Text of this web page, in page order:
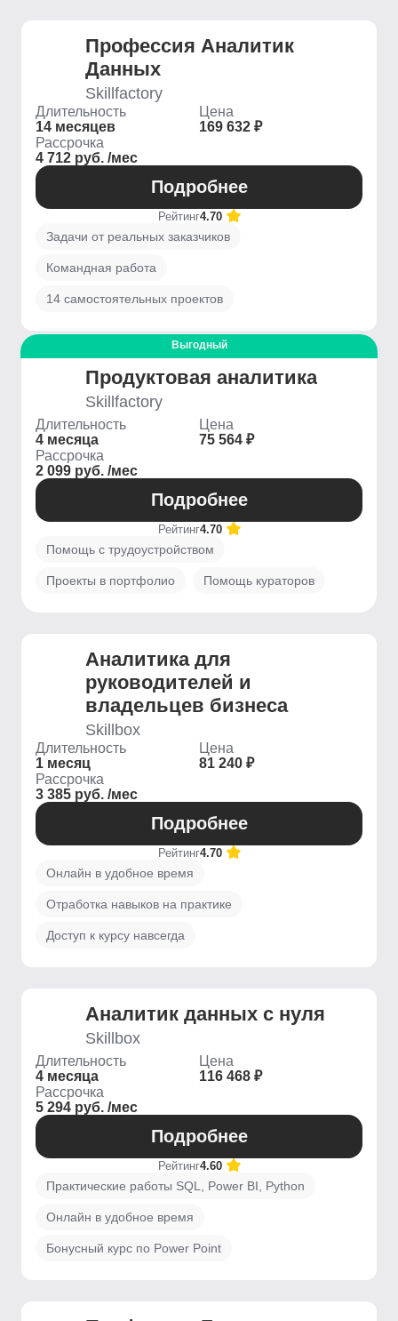
Профессия Аналитик
Данных
Skillfactory
Длительность
14 месяцев
Цена
169 632 ₽
Рассрочка
4 712 руб. /мес
Подробнее
Рейтинг4.70
Задачи от реальных заказчиков
Командная работа
14 самостоятельных проектов
Выгодный
Продуктовая аналитика
Skillfactory
Длительность
4 месяца
Цена
75 564 ₽
Рассрочка
2 099 руб. /мес
Подробнее
Рейтинг4.70
Помощь с трудоустройством
Проекты в портфолио Помощь кураторов
Аналитика для
руководителей и
владельцев бизнеса
Skillbox
Длительность
1 месяц
Цена
81 240 ₽
Рассрочка
3 385 руб. /мес
Подробнее
Рейтинг4.70
Онлайн в удобное время
Отработка навыков на практике
Доступ к курсу навсегда
Аналитик данных с нуля
Skillbox
Длительность
4 месяца
Цена
116 468 ₽
Рассрочка
5 294 руб. /мес
Подробнее
Рейтинг4.60
Практические работы SQL, Power BI, Python
Онлайн в удобное время
Бонусный курс по Power Point